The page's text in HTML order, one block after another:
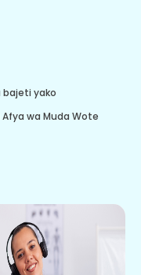
bajeti yako
wa Muda Wote